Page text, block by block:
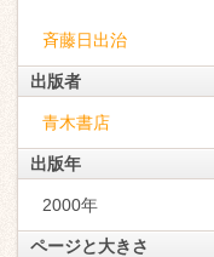
斉藤日出治
出版者
青木書店
出版年
2000年
ページと大きさ